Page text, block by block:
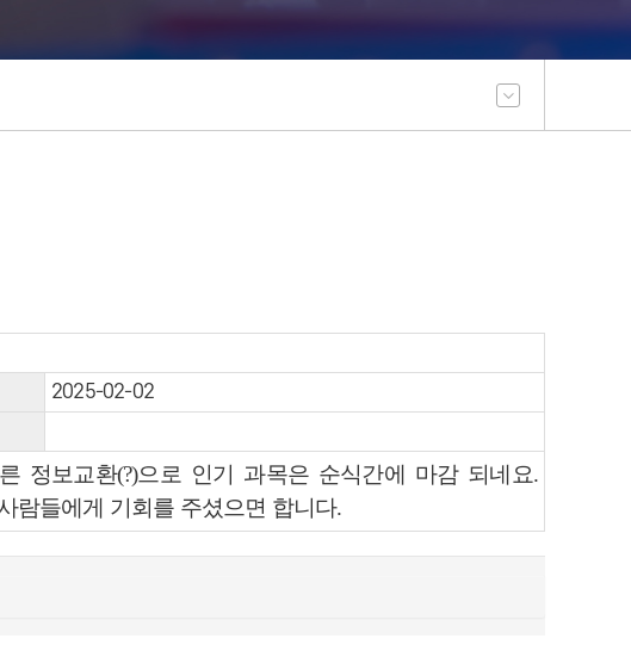
2025-02-02
정보교환(?)으로 인기 과목은 순식간에 마감 되네요.
람들에게 기회를 주셨으면 합니다.